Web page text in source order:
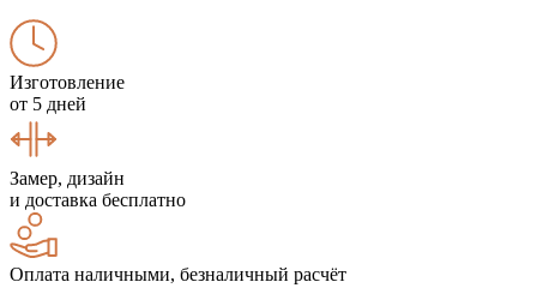
Изготовление
от 5 дней
Замер, дизайн
и доставка бесплатно
Оплата наличными, безналичный расчёт